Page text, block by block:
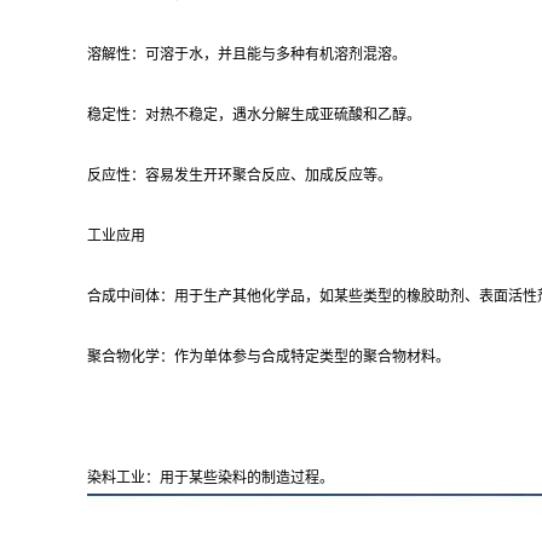
溶解性：可溶于水，并且能与多种有机溶剂混溶。
稳定性：对热不稳定，遇水分解生成亚硫酸和乙醇。
反应性：容易发生开环聚合反应、加成反应等。
工业应用
合成中间体：用于生产其他化学品，如某些类型的橡胶助剂、表面活性
聚合物化学：作为单体参与合成特定类型的聚合物材料。
染料工业：用于某些染料的制造过程。